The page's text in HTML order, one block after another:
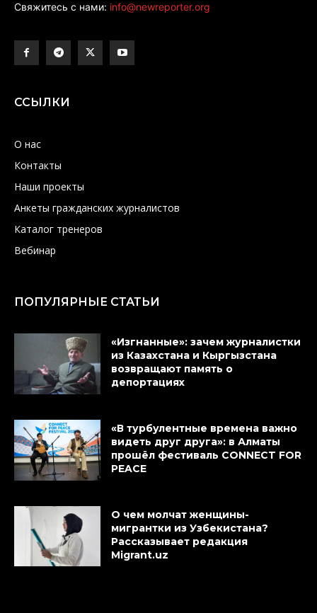
Свяжитесь с нами: info@newreporter.org
ССЫЛКИ
О нас
Контакты
Наши проекты
Анкеты гражданских журналистов
Каталог тренеров
Вебинар
ПОПУЛЯРНЫЕ СТАТЬИ
«Изгнанные»: зачем журналистки
из Казахстана и Кыргызстана
возвращают память о
депортациях
«В турбулентные времена важно
видеть друг друга»: в Алматы
прошёл фестиваль CONNECT FOR
PEACE
О чем молчат женщины-
мигрантки из Узбекистана?
Рассказывает редакция
Migrant.uz